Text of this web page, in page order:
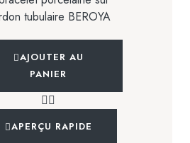
AJOUTER AU
PANIER
APERÇU RAPIDE